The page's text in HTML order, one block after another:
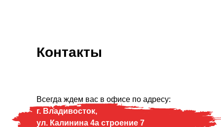
Контакты
Всегда ждем вас в офисе по адресу:
г. Владивосток,
ул. Калинина 4а строение 7